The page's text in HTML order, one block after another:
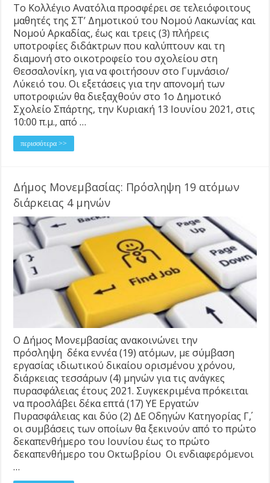
Το Κολλέγιο Ανατόλια προσφέρει σε τελειόφοιτους
μαθητές της ΣΤ’ Δημοτικού του Νομού Λακωνίας και
Νομού Αρκαδίας, έως και τρεις (3) πλήρεις
υποτροφίες διδάκτρων που καλύπτουν και τη
διαμονή στο οικοτροφείο του σχολείου στη
Θεσσαλονίκη, για να φοιτήσουν στο Γυμνάσιο/
Λύκειό του. Οι εξετάσεις για την απονομή των
υποτροφιών θα διεξαχθούν στο 1ο Δημοτικό
Σχολείο Σπάρτης, την Κυριακή 13 Ιουνίου 2021, στις
10:00 π.μ., από …
περισσότερα >>
Δήμος Μονεμβασίας: Πρόσληψη 19 ατόμων
διάρκειας 4 μηνών
Ο Δήμος Μονεμβασίας ανακοινώνει την
πρόσληψη δέκα εννέα (19) ατόμων, με σύμβαση
εργασίας ιδιωτικού δικαίου ορισμένου χρόνου,
διάρκειας τεσσάρων (4) μηνών για τις ανάγκες
πυρασφάλειας έτους 2021. Συγκεκριμένα πρόκειται
να προσλάβει δέκα επτά (17) ΥΕ Εργατών
Πυρασφάλειας και δύο (2) ΔΕ Οδηγών Κατηγορίας Γ΄,
οι συμβάσεις των οποίων θα ξεκινούν από το πρώτο
δεκαπενθήμερο του Ιουνίου έως το πρώτο
δεκαπενθήμερο του Οκτωβρίου Οι ενδιαφερόμενοι
…